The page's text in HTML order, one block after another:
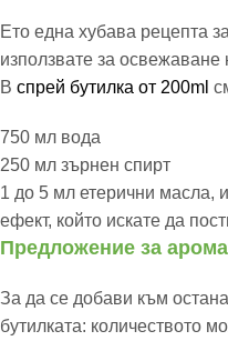
Ето една хубава рецепта
използвате за освежаване
В спрей бутилка от 200ml
750 мл вода
250 мл зърнен спирт
1 до 5 мл етерични масла,
ефект, който искате да
Предложение за
За да се добави към
бутилката: количеството